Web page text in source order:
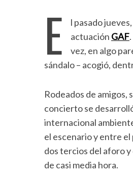
E
l pasado
actuación GAF
vez, en algo
sándalo – acogió,
Rodeados de amigos,
concierto se
internacional
el escenario y entre
dos tercios del aforo
de casi media hora.